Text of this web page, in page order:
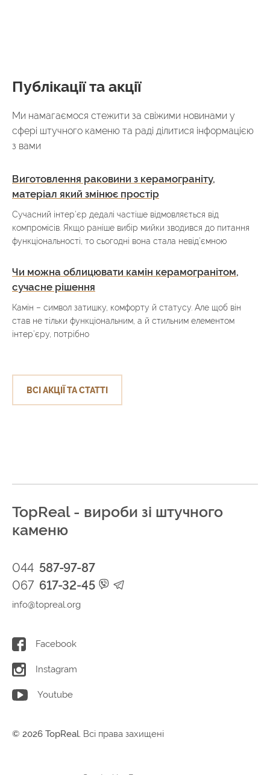
Публікації та акції
Ми намагаємося стежити за свіжими новинами у
сфері штучного каменю та раді ділитися інформацією
з вами
Виготовлення раковини з керамограніту,
матеріал який змінює простір
Сучасний інтер’єр дедалі частіше відмовляється від
компромісів. Якщо раніше вибір мийки зводився до питання
функціональності, то сьогодні вона стала невід’ємною
Чи можна облицювати камін керамогранітом,
сучасне рішення
Камін – символ затишку, комфорту й статусу. Але щоб він
став не тільки функціональним, а й стильним елементом
інтер’єру, потрібно
ВСІ АКЦІЇ ТА СТАТТІ
TopReal - вироби зі штучного
каменю
044 587-97-87
067 617-32-45
info@topreal.org
Facebook
Instagram
Youtube
© 2026 TopReal. Всі права захищені